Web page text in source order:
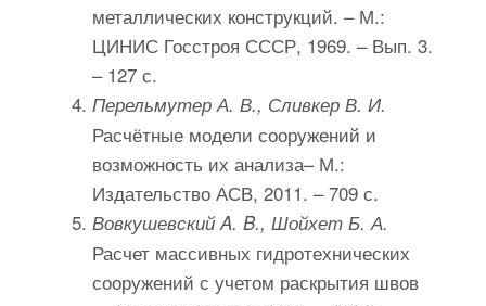
металлических конструкций. – М.:
ЦИНИС Госстроя СССР, 1969. – Вып. 3.
– 127 с.
Перельмутер А. В., Сливкер В. И.
Расчётные модели сооружений и
возможность их анализа– М.:
Издательство АСВ, 2011. – 709 с.
Вовкушевский A. B., Шойхет Б. А.
Расчет массивных гидротехнических
сооружений с учетом раскрытия швов